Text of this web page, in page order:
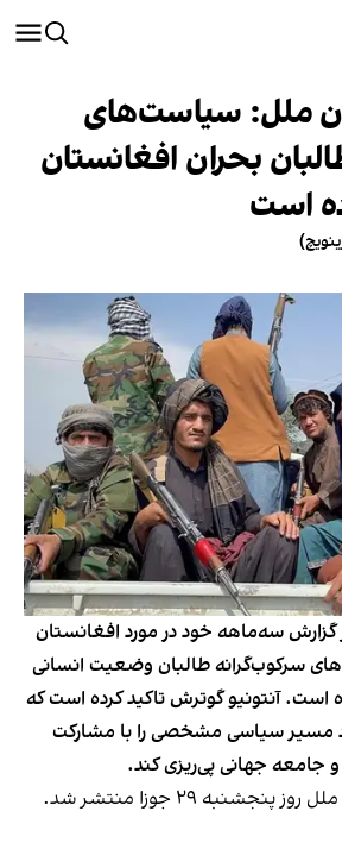
ملل: سیاست‌های
بحران افغانستان
است
گزارش سه‌ماهه‌ خود در مورد افغانستان
سرکوب‌گرانه طالبان وضعیت انسانی
است. آنتونیو گوترش تاکید کرده است که
مسیر سیاسی مشخصی را با مشارکت
جامعه جهانی پی‌ریزی کند.
۲۹ جوزا منتشر شد.